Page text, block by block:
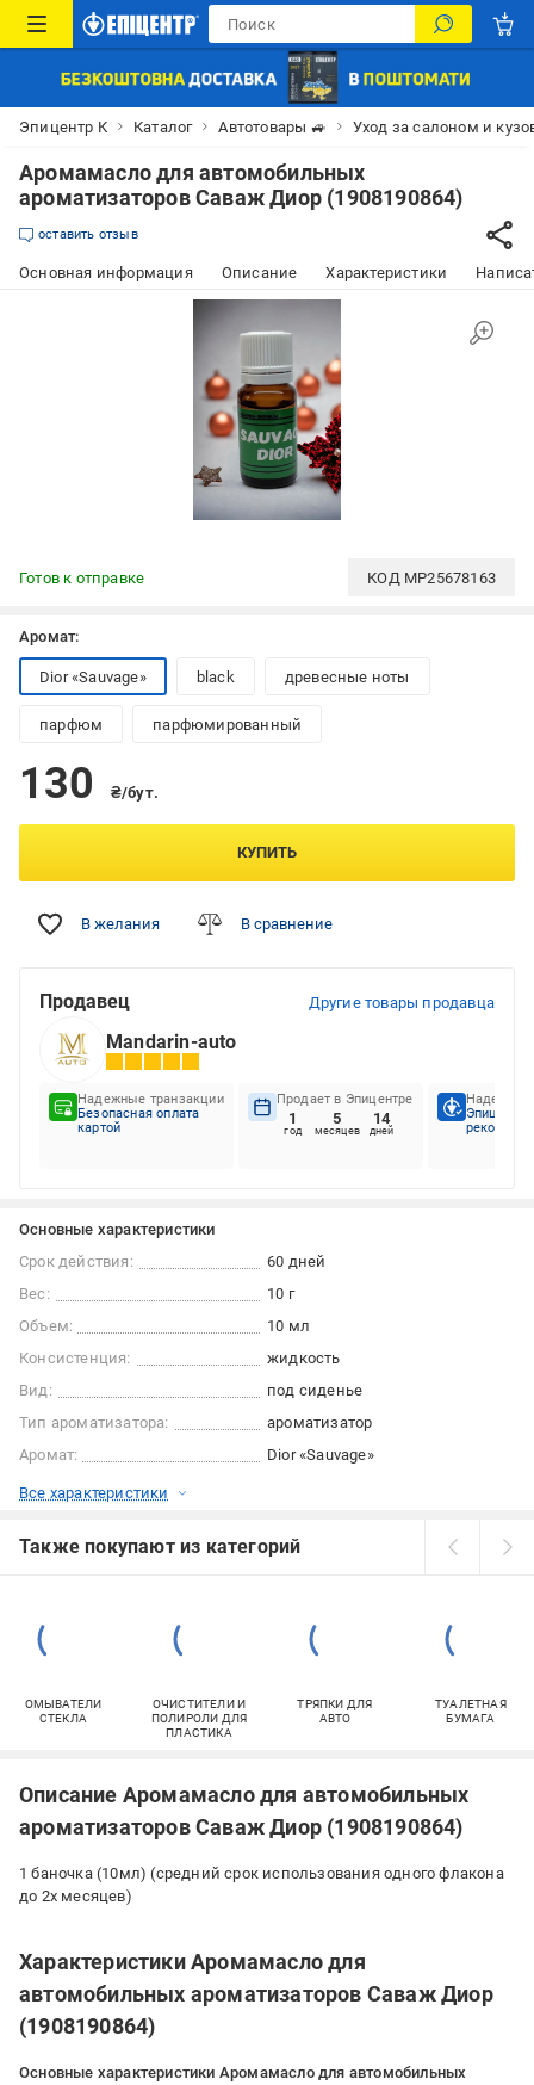
Эпицентр К Каталог Автотовары 🚙 Уход за салоном и
Аромамасло для автомобильных
ароматизаторов Саваж Диор (1908190864)
оставить отзыв
Основная информация Описание Характеристики
Готов к отправке КОД MP25678163
Аромат:
Dior «Sauvage» black древесные ноты
парфюм парфюмированный
130 ₴/бут.
КУПИТЬ
В желания В сравнение
Продавец Другие товары продавца
Mandarin-auto
Надежные транзакции
Безопасная оплата
картой
Продает в Эпицентре
1
год
5
месяцев
14
дней
Надежный
Эпицентр
Основные характеристики
Срок действия:
60 дней
Вес:
10 г
Объем:
10 мл
Консистенция:
жидкость
Вид:
под сиденье
Тип ароматизатора:
ароматизатор
Аромат:
Dior «Sauvage»
Все характеристики
Также покупают из категорий
ОМЫВАТЕЛИ
СТЕКЛА
ОЧИСТИТЕЛИ И
ПОЛИРОЛИ ДЛЯ
ПЛАСТИКА
ТРЯПКИ ДЛЯ
АВТО
ТУАЛЕТНАЯ
БУМАГА
Описание Аромамасло для автомобильных
ароматизаторов Саваж Диор (1908190864)
1 баночка (10мл) (средний срок использования одного флакона
до 2х месяцев)
Характеристики Аромамасло для
автомобильных ароматизаторов Саваж Диор
(1908190864)
Основные характеристики Аромамасло для автомобильных